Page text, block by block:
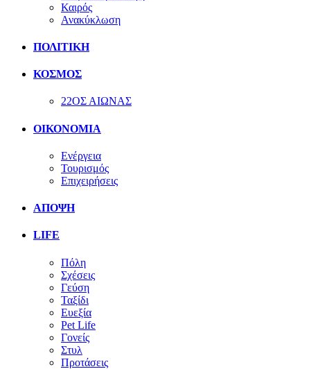
Καιρός
Ανακύκλωση
ΠΟΛΙΤΙΚΗ
ΚΟΣΜΟΣ
22ΟΣ ΑΙΩΝΑΣ
ΟΙΚΟΝΟΜΙΑ
Ενέργεια
Τουρισμός
Επιχειρήσεις
ΑΠΟΨΗ
LIFE
Πόλη
Σχέσεις
Γεύση
Ταξίδι
Ευεξία
Pet Life
Γονείς
Στυλ
Προτάσεις